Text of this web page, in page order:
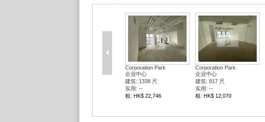
Corporation Park
企业中心
建筑: 1338 尺
实用: --
租: HK$ 22,746
Corporation Park
企业中心
建筑: 817 尺
实用: --
租: HK$ 12,070